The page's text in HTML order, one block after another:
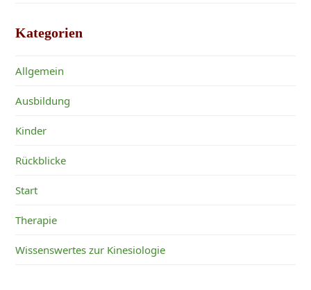
Kategorien
Allgemein
Ausbildung
Kinder
Rückblicke
Start
Therapie
Wissenswertes zur Kinesiologie